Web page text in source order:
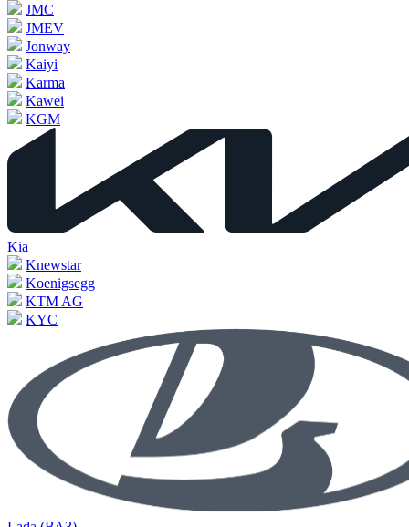
JMC
JMEV
Jonway
Kaiyi
Karma
Kawei
KGM
Kia
Knewstar
Koenigsegg
KTM AG
KYC